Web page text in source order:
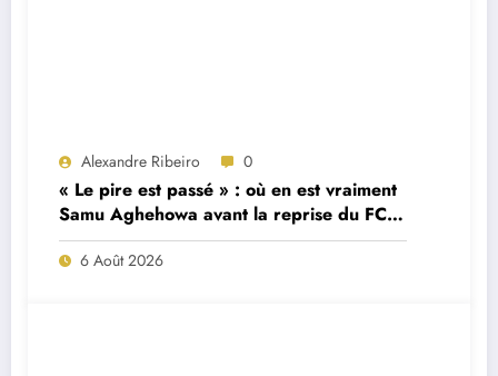
Alexandre Ribeiro 0
« Le pire est passé » : où en est vraiment
Samu Aghehowa avant la reprise du FC
Porto ?
6 Août 2026